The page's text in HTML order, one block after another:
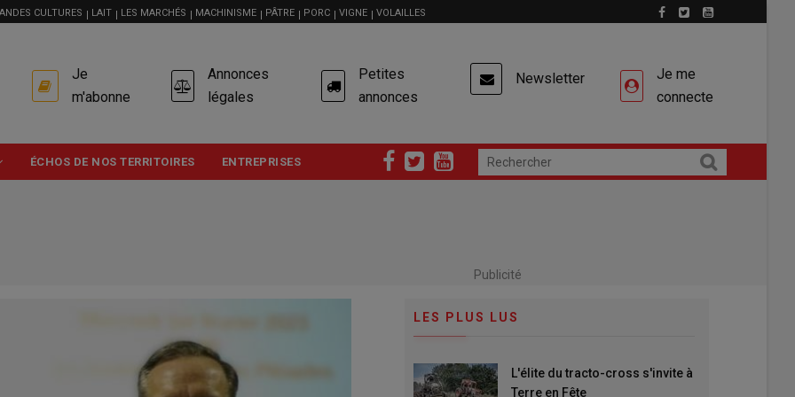
CULTURES LAIT LES MARCHÉS MACHINISME PÂTRE PORC VIGNE VOLAILLES
USER
ACCOUNT
MENU
Je
m'abonne
Annonces
légales
Petites
annonces
Newsletter
Je me
connecte
ÉCHOS DE NOS TERRITOIRES ENTREPRISES
Publicité
LES PLUS LUS
L'élite du tracto-cross s'invite à
Terre en Fête